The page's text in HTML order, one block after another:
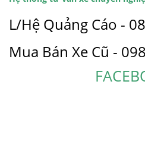
L/Hệ Quảng Cáo -
Mua Bán Xe Cũ -